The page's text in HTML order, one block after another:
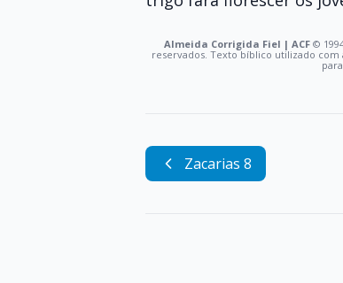
Almeida Corrigida Fiel | ACF©️
reservados. Texto bíblico utilizado com
Zacarias 8